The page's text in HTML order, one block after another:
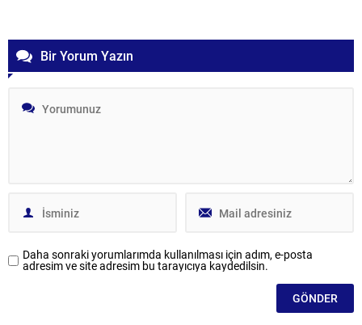
Bir Yorum Yazın
Daha sonraki yorumlarımda kullanılması için adım, e-posta
adresim ve site adresim bu tarayıcıya kaydedilsin.